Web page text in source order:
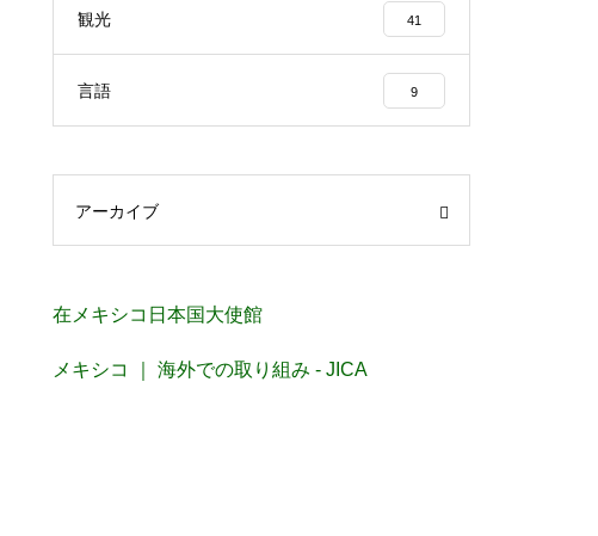
観光 41
言語 9
アーカイブ
在メキシコ日本国大使館
メキシコ ｜ 海外での取り組み - JICA